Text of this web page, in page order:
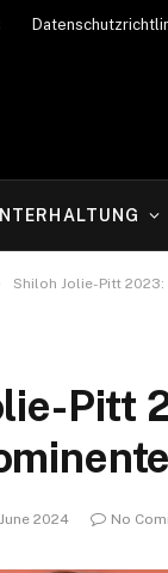
Shiloh Jolie-Pitt
Pitt
2024 No